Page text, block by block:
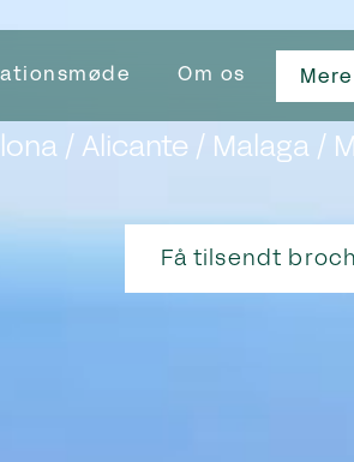
Om os
/ Alicante / Malaga /
Få tilsendt